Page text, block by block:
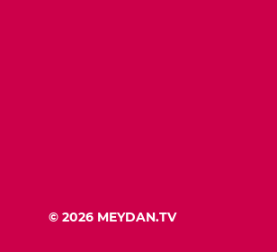
© 2026 MEYDAN.TV